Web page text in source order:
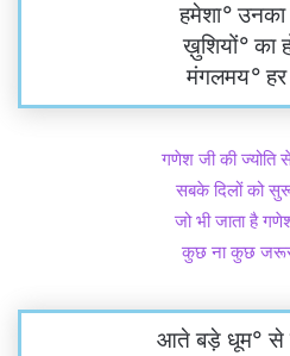
हमेशा°उनका
ख़ुशियों°का
मंगलमय°हर
गणेश जी की ज्योति
सबके दिलों को
जो भी जाता है
कुछ ना कुछ जरूर
आते बड़े धूम° से